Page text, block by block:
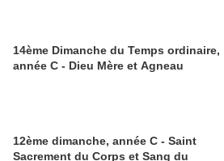
14ème Dimanche du Temps ordinaire,
année C - Dieu Mère et Agneau
12ème dimanche, année C - Saint
Sacrement du Corps et Sang du